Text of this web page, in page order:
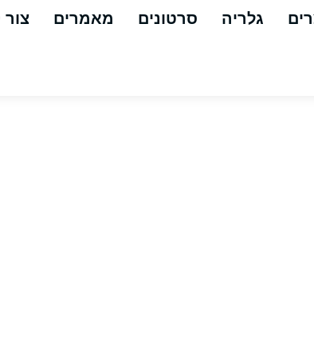
גלריה סרטונים מאמרים